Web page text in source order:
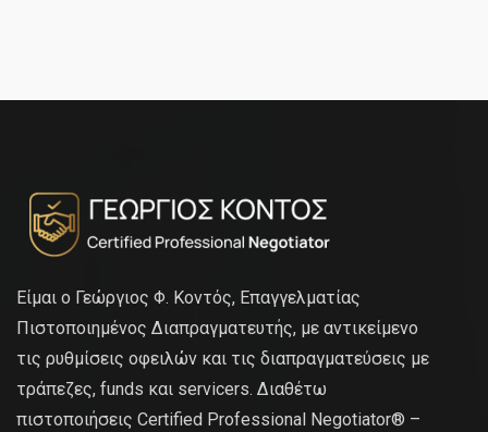
Είμαι ο Γεώργιος Φ. Κοντός, Επαγγελματίας
Πιστοποιημένος Διαπραγματευτής, με αντικείμενο
τις ρυθμίσεις οφειλών και τις διαπραγματεύσεις με
τράπεζες, funds και servicers. Διαθέτω
πιστοποιήσεις Certified Professional Negotiator® –